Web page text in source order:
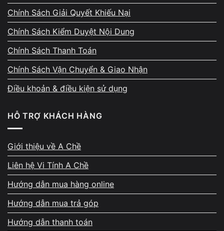
Game hoặc phần mềm hoạt động thiếu ổn định
Khi CPU liên tục full load:
FPS dễ tụt
Game phản hồi chậm
Phần mềm đồ họa hoạt động thiếu ổn định
bắt đầu xuất hiện tình trạng giật lag dù cấu hình chưa quá
cũ.
Nguyên nhân khiến CPU laptop chạy
100%
Quá nhiều ứng dụng chạy nền
Chính Sách Giải Quyết Khiếu Nại
Chính Sách Kiểm Duyệt Nội Dung
Chính Sách Thanh Toán
Chính Sách Vận Chuyển & Giao Nhận
Điều khoản & điều kiện sử dụng
HỖ TRỢ KHÁCH HÀNG
Giới thiệu về A Chề
Liên hệ Vi Tính A Chề
Hướng dẫn mua hàng online
Hướng dẫn mua trả góp
Hướng dẫn thanh toán